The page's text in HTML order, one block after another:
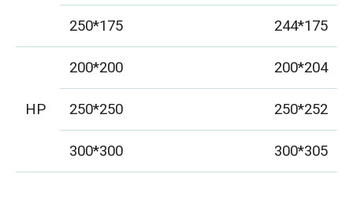
250*175
244*175
HP
200*200 200*204
250*250
250*252
300*300
300*305